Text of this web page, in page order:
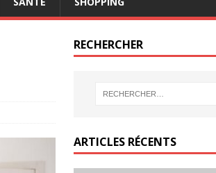
RECHERCHER
ARTICLES RÉCENTS